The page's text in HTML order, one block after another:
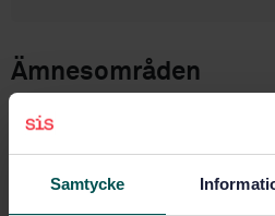
Samtycke
Ämnesområden
Cellmaterial (83.100)
Köp denna standard